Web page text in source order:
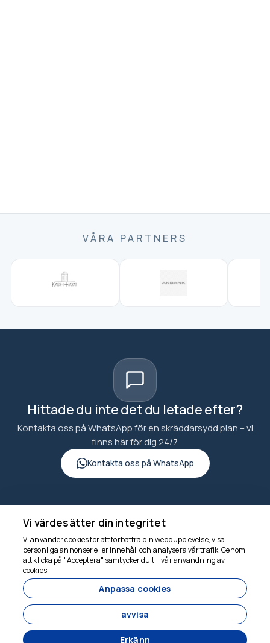
VÅRA PARTNERS
Hittade du inte det du letade efter?
Kontakta oss på WhatsApp för en skräddarsydd plan – vi
finns här för dig 24/7.
Kontakta oss på WhatsApp
goncuturizm.com
6860
goncuturizm.com - 6860
Vi värdesätter din integritet
Vi använder cookies för att förbättra din webbupplevelse, visa
personliga annonser eller innehåll och analysera vår trafik. Genom
att klicka på "Acceptera" samtycker du till vår användning av
cookies.
Anpassa cookies
avvisa
Erkänn
Vi finns här för att